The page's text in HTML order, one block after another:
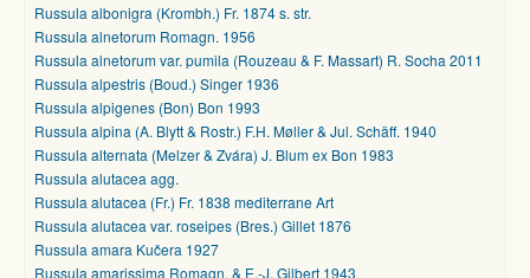
Russula albonigra (Krombh.) Fr. 1874 s. str.
Russula alnetorum Romagn. 1956
Russula alnetorum var. pumila (Rouzeau & F. Massart) R. Socha 2011
Russula alpestris (Boud.) Singer 1936
Russula alpigenes (Bon) Bon 1993
Russula alpina (A. Blytt & Rostr.) F.H. Møller & Jul. Schäff. 1940
Russula alternata (Melzer & Zvára) J. Blum ex Bon 1983
Russula alutacea agg.
Russula alutacea (Fr.) Fr. 1838 mediterrane Art
Russula alutacea var. roseipes (Bres.) Gillet 1876
Russula amara Kučera 1927
Russula amarissima Romagn. & E.-J. Gilbert 1943